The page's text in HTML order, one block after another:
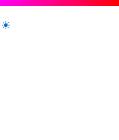
Alternar para versão clara / escura